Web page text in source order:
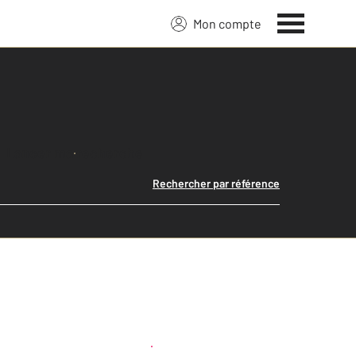
Mon compte
Lancer ma recherche
Rechercher par référence
Créer une alerte